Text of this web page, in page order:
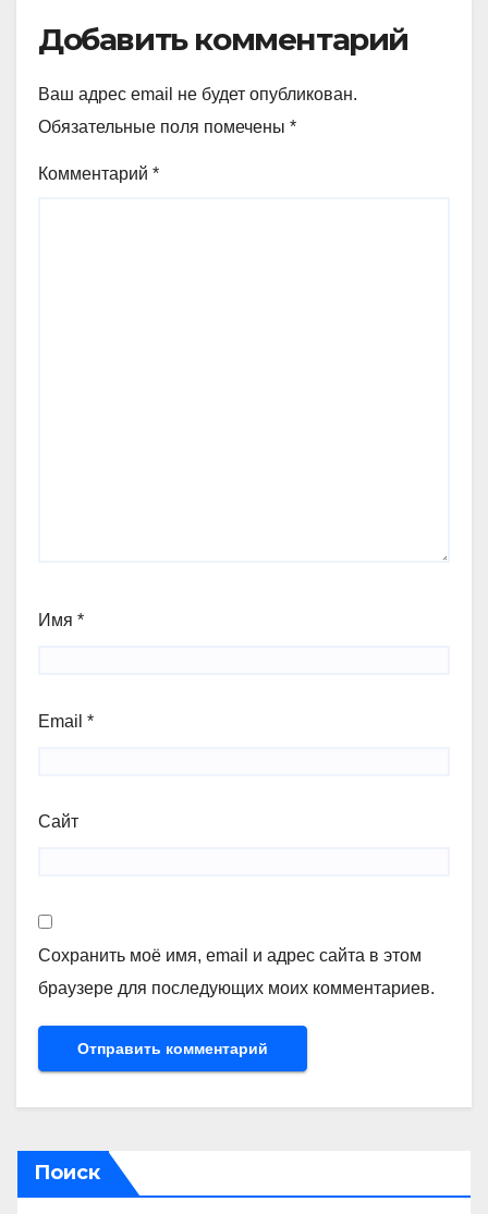
Добавить комментарий
Ваш адрес email не будет опубликован.
Обязательные поля помечены *
Комментарий *
Имя *
Email *
Сайт
Сохранить моё имя, email и адрес сайта в этом
браузере для последующих моих комментариев.
Поиск